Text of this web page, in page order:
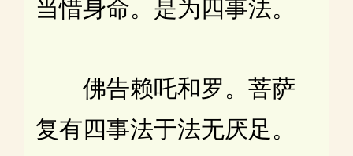
当惜身命。是为四事法。
佛告赖吒和罗。菩萨
复有四事法于法无厌足。